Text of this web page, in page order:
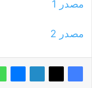
مصدر 1
مصدر 2